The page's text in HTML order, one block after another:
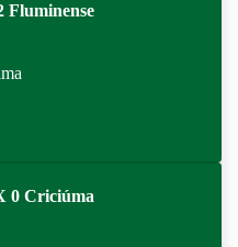
Fluminense
0 Criciúma